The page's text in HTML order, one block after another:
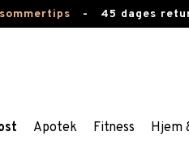
- 45 dages
Apotek Fitness Hjem